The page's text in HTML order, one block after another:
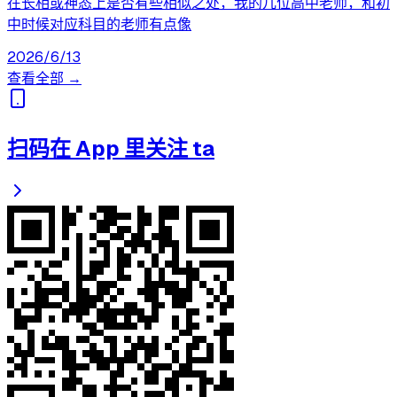
中时候对应科目的老师有点像
2026/6/13
查看全部 →
扫码在 App 里关注 ta